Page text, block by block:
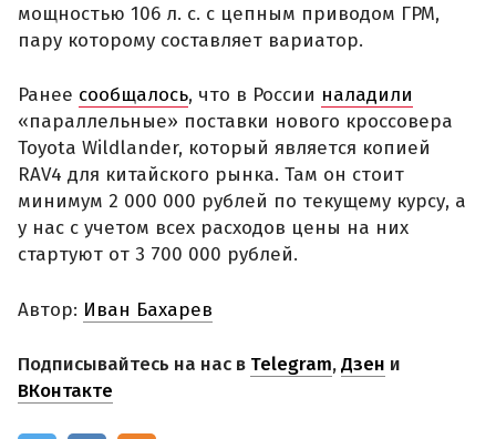
мощностью 106 л. с. с цепным приводом ГРМ,
пару которому составляет вариатор.
Ранее сообщалось, что в России наладили
«параллельные» поставки нового кроссовера
Toyota Wildlander, который является копией
RAV4 для китайского рынка. Там он стоит
минимум 2 000 000 рублей по текущему курсу, а
у нас с учетом всех расходов цены на них
стартуют от 3 700 000 рублей.
Автор: Иван Бахарев
Подписывайтесь на нас в Telegram,Дзен и
ВКонтакте